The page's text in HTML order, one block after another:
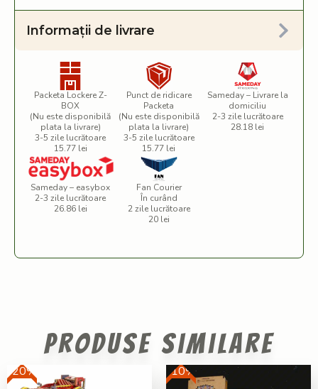
Informații de livrare
Packeta Lockere Z-
BOX
(Nu este disponibilă
plata la livrare)
3-5 zile lucrătoare
15.77 lei
Punct de ridicare
Packeta
(Nu este disponibilă
plata la livrare)
3-5 zile lucrătoare
15.77 lei
Sameday – Livrare la
domiciliu
2-3 zile lucrătoare
28.18 lei
Sameday – easybox
2-3 zile lucrătoare
26.86 lei
Fan Courier
În curând
2 zile lucrătoare
20 lei
Produse similare
-20% -10%